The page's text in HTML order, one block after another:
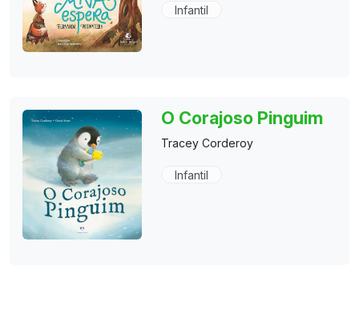
Infantil
O Corajoso Pinguim
Tracey Corderoy
Infantil